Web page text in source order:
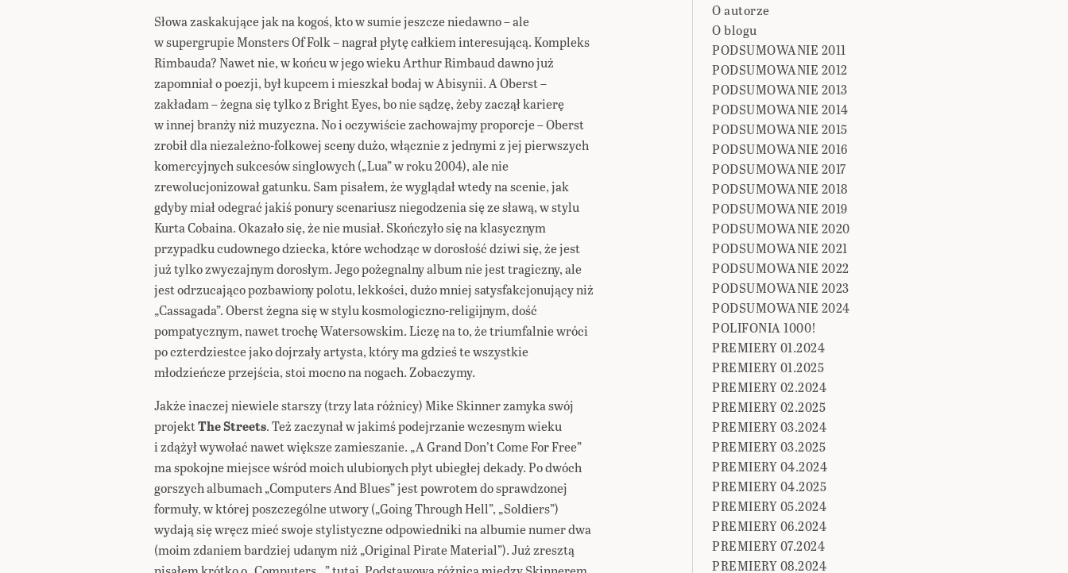
Słowa zaskakujące jak na kogoś, kto w sumie jeszcze niedawno – ale
w supergrupie Monsters Of Folk – nagrał płytę całkiem interesującą. Kompleks
Rimbauda? Nawet nie, w końcu w jego wieku Arthur Rimbaud dawno już
zapomniał o poezji, był kupcem i mieszkał bodaj w Abisynii. A Oberst –
zakładam – żegna się tylko z Bright Eyes, bo nie sądzę, żeby zaczął karierę
w innej branży niż muzyczna. No i oczywiście zachowajmy proporcje – Oberst
zrobił dla niezależno-folkowej sceny dużo, włącznie z jednymi z jej pierwszych
komercyjnych sukcesów singlowych („Lua” w roku 2004), ale nie
zrewolucjonizował gatunku. Sam pisałem, że wyglądał wtedy na scenie, jak
gdyby miał odegrać jakiś ponury scenariusz niegodzenia się ze sławą, w stylu
Kurta Cobaina. Okazało się, że nie musiał. Skończyło się na klasycznym
przypadku cudownego dziecka, które wchodząc w dorosłość dziwi się, że jest
już tylko zwyczajnym dorosłym. Jego pożegnalny album nie jest tragiczny, ale
jest odrzucająco pozbawiony polotu, lekkości, dużo mniej satysfakcjonujący niż
„Cassagada”. Oberst żegna się w stylu kosmologiczno-religijnym, dość
pompatycznym, nawet trochę Watersowskim. Liczę na to, że triumfalnie wróci
po czterdziestce jako dojrzały artysta, który ma gdzieś te wszystkie
młodzieńcze przejścia, stoi mocno na nogach. Zobaczymy.
Jakże inaczej niewiele starszy (trzy lata różnicy) Mike Skinner zamyka swój
projektThe Streets. Też zaczynał w jakimś podejrzanie wczesnym wieku
i zdążył wywołać nawet większe zamieszanie. „A Grand Don’t Come For Free”
ma spokojne miejsce wśród moich ulubionych płyt ubiegłej dekady. Po dwóch
gorszych albumach „Computers And Blues” jest powrotem do sprawdzonej
formuły, w której poszczególne utwory („Going Through Hell”, „Soldiers”)
wydają się wręcz mieć swoje stylistyczne odpowiedniki na albumie numer dwa
(moim zdaniem bardziej udanym niż „Original Pirate Material”). Już zresztą
O autorze
O blogu
PODSUMOWANIE 2011
PODSUMOWANIE 2012
PODSUMOWANIE 2013
PODSUMOWANIE 2014
PODSUMOWANIE 2015
PODSUMOWANIE 2016
PODSUMOWANIE 2017
PODSUMOWANIE 2018
PODSUMOWANIE 2019
PODSUMOWANIE 2020
PODSUMOWANIE 2021
PODSUMOWANIE 2022
PODSUMOWANIE 2023
PODSUMOWANIE 2024
POLIFONIA 1000!
PREMIERY 01.2024
PREMIERY 01.2025
PREMIERY 02.2024
PREMIERY 02.2025
PREMIERY 03.2024
PREMIERY 03.2025
PREMIERY 04.2024
PREMIERY 04.2025
PREMIERY 05.2024
PREMIERY 06.2024
PREMIERY 07.2024
PREMIERY 08.2024